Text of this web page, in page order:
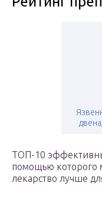
ТОП-10
помощью которого
лекарство лучше